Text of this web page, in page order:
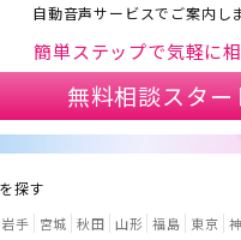
自動音声サービスでご案内し
簡単ステップで気軽に
無料相談スター
探す
岩手 宮城 秋田 山形 福島 東京